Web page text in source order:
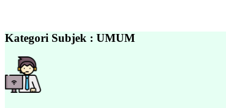
Kategori Subjek : UMUM